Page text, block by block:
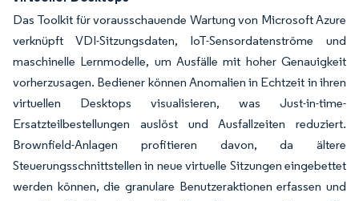
Das Toolkit für vorausschauende Wartung von Microsoft Azure
verknüpft VDI-Sitzungsdaten, IoT-Sensordatenströme und
maschinelle Lernmodelle, um Ausfälle mit hoher Genauigkeit
vorherzusagen. Bediener können Anomalien in Echtzeit in ihren
virtuellen Desktops visualisieren, was Just-in-time-
Ersatzteilbestellungen auslöst und Ausfallzeiten reduziert.
Brownfield-Anlagen profitieren davon, da ältere
Steuerungsschnittstellen in neue virtuelle Sitzungen eingebettet
werden können, die granulare Benutzeraktionen erfassen und